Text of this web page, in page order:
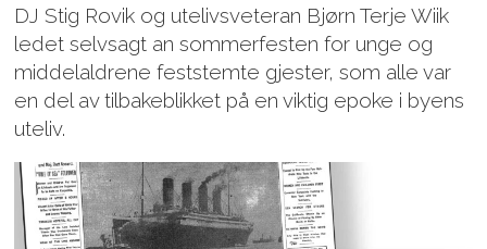
DJ Stig Rovik og utelivsveteran Bjørn Terje Wiik
ledet selvsagt an sommerfesten for unge og
middelaldrene feststemte gjester, som alle var
en del av tilbakeblikket på en viktig epoke i byens
uteliv.